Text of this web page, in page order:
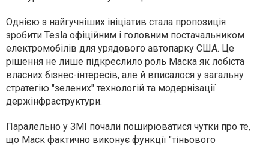
Однією з найгучніших ініціатив стала пропозиція
зробити Tesla офіційним і головним постачальником
електромобілів для урядового автопарку США. Це
рішення не лише підкреслило роль Маска як лобіста
власних бізнес-інтересів, але й вписалося у загальну
стратегію "зелених" технологій та модернізації
держінфраструктури.
Паралельно у ЗМІ почали поширюватися чутки про те,
що Маск фактично виконує функції "тіньового